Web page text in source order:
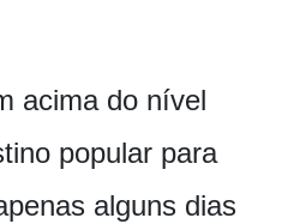
acima do nível
popular para
alguns dias